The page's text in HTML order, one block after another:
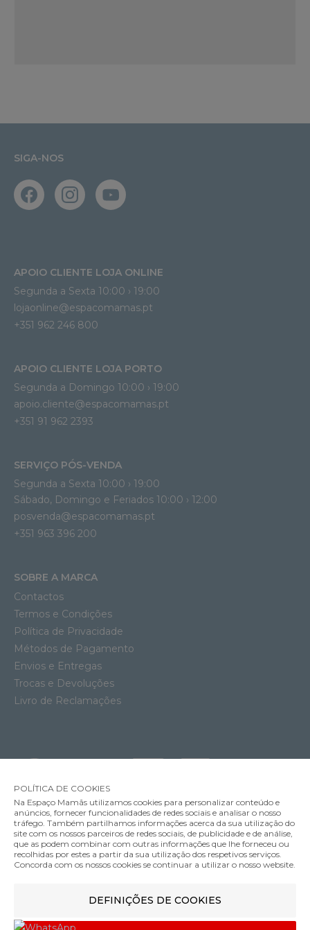
Soutien Amamentação com Aros Anita Basic
57.95€
Cor
SIGA-NOS
APOIO CLIENTE LOJA ONLINE
Segunda a Sexta 10:00 › 19:00
lojaonline@espacomamas.pt
+351 962 246 800
APOIO CLIENTE LOJA PORTO
Segunda a Domingo 10:00 › 19:00
apoio.cliente@espacomamas.pt
+351 91 962 2393
SERVIÇO PÓS-VENDA
Segunda a Sexta 10:00 › 19:00
Sábado, Domingo e Feriados 10:00 › 12:00
posvenda@espacomamas.pt
+351 963 396 200
SOBRE A MARCA
Contactos
Termos e Condições
Política de Privacidade
Métodos de Pagamento
Envios e Entregas
Trocas e Devoluções
Livro de Reclamações
MÉTODOS DE ENVIO
MÉTODOS DE PAGAMENTO
POLÍTICA DE COOKIES
Na Espaço Mamãs utilizamos cookies para personalizar conteúdo e
anúncios, fornecer funcionalidades de redes sociais e analisar o nosso
tráfego. Também partilhamos informações acerca da sua utilização do
site com os nossos parceiros de redes sociais, de publicidade e de análise,
que as podem combinar com outras informações que lhe forneceu ou
recolhidas por estes a partir da sua utilização dos respetivos serviços.
Concorda com os nossos cookies se continuar a utilizar o nosso website.
DEFINIÇÕES DE COOKIES